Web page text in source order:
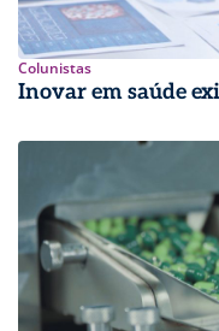
Colunistas
Inovar em saúde